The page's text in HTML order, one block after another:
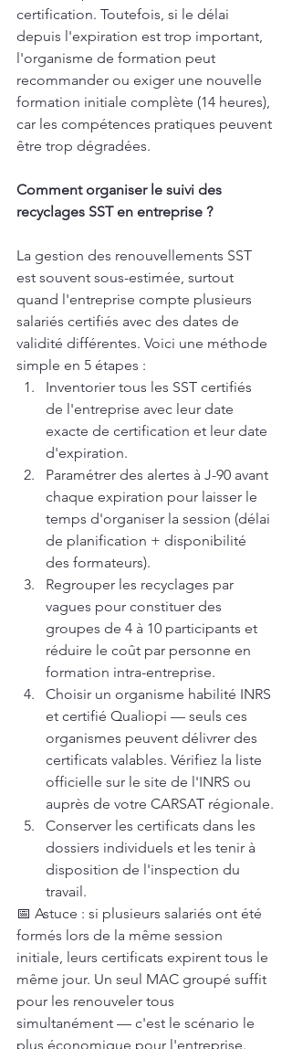
certification. Toutefois, si le délai
depuis l'expiration est trop important,
l'organisme de formation peut
recommander ou exiger une nouvelle
formation initiale complète (14 heures),
car les compétences pratiques peuvent
être trop dégradées.
Comment organiser le suivi des
recyclages SST en entreprise ?
La gestion des renouvellements SST
est souvent sous-estimée, surtout
quand l'entreprise compte plusieurs
salariés certifiés avec des dates de
validité différentes. Voici une méthode
simple en 5 étapes :
Inventorier tous les SST certifiés
de l'entreprise avec leur date
exacte de certification et leur date
d'expiration.
Paramétrer des alertes à J-90 avant
chaque expiration pour laisser le
temps d'organiser la session (délai
de planification + disponibilité
des formateurs).
Regrouper les recyclages par
vagues pour constituer des
groupes de 4 à 10 participants et
réduire le coût par personne en
formation intra-entreprise.
Choisir un organisme habilité INRS
et certifié Qualiopi — seuls ces
organismes peuvent délivrer des
certificats valables. Vérifiez la liste
officielle sur le site de l'INRS ou
auprès de votre CARSAT régionale.
Conserver les certificats dans les
dossiers individuels et les tenir à
disposition de l'inspection du
travail.
📅 Astuce : si plusieurs salariés ont été
formés lors de la même session
initiale, leurs certificats expirent tous le
même jour. Un seul MAC groupé suffit
pour les renouveler tous
simultanément — c'est le scénario le
plus économique pour l'entreprise.